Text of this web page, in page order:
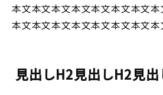
本文本文本文本文本文本文本文
本文本文本文本文本文本文本文
見出しH2見出しH2見